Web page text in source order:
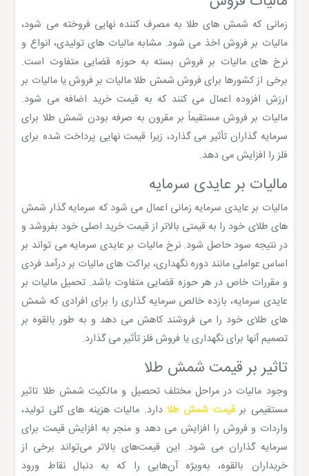
زمانی که شمش های طلا به مصرف کننده نهایی فروخته می شود،
مالیات بر فروش اخذ می شود. مشابه مالیات های تولیدی، انواع و
نرخ های مالیات بر فروش بسته به حوزه قضایی متفاوت است.
برخی از کشورها برای فروش شمش طلا مالیات بر فروش یا مالیات بر
ارزش افزوده اعمال می کنند که به قیمت خرید اضافه می شود.
مالیات بر فروش مستقیماً بر مقرون به صرفه بودن شمش طلا برای
سرمایه گذاران تأثیر می گذارد، زیرا قیمت نهایی پرداخت شده برای
فلز را افزایش می دهد.
مالیات بر عایدی سرمایه
مالیات بر عایدی سرمایه زمانی اعمال می شود که سرمایه گذار شمش
های طلای خود را به قیمتی بالاتر از قیمت خرید اصلی خود بفروشد و
در نتیجه سود حاصل شود. نرخ مالیات بر عایدی سرمایه می تواند بر
اساس عواملی مانند دوره نگهداری، براکت های مالیات بر درآمد فردی
و مقررات خاص در هر حوزه قضایی متفاوت باشد. تحمیل مالیات بر
عایدی سرمایه، بازده خالص سرمایه گذاری را برای افرادی که شمش
های طلای خود را می فروشند کاهش می دهد و به طور بالقوه بر
تصمیم آنها برای نگهداری یا فروش فلز تأثیر می گذارد.
تاثیر بر قیمت شمش طلا
وجود مالیات در مراحل مختلف تحصیل و مالکیت شمش طلا تاثیر
مستقیمی برقیمت شمش طلا دارد. مالیات هزینه های کلی تولید،
واردات و فروش را افزایش می دهد و منجر به افزایش قیمت برای
سرمایه گذاران می شود. این قیمت‌های بالاتر می‌تواند برخی از
خریداران بالقوه، به‌ویژه آن‌هایی را که به دنبال نقاط ورود